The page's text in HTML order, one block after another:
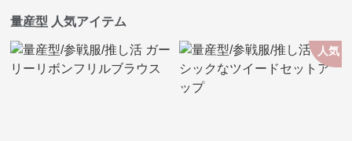
量産型 人気アイテム
人気